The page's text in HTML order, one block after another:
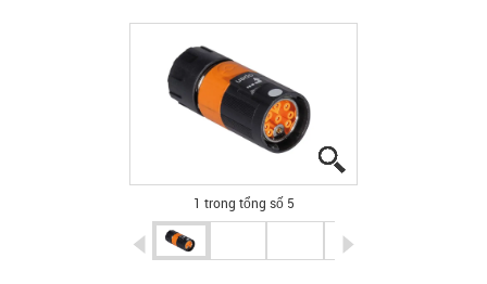
1 trong tổng số 5
igus-icon-arrow-left